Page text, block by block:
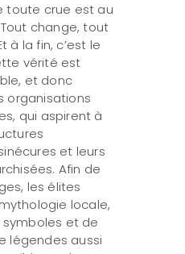
toute crue est au
change, tout
à la fin, c’est le
vérité est
et donc
organisations
qui aspirent à
et leurs
Afin de
les élites
locale,
et de
légendes aussi